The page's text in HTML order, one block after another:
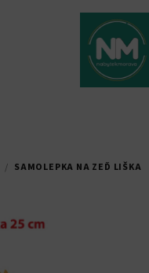
/ SAMOLEPKA NA ZEĎ LIŠKA